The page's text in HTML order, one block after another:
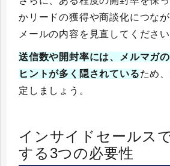
かリードの獲得や商談化につなが
メールの内容を見直してください
送信数や開封率には、メルマガ
ヒントが多く隠されているため
定しましょう。
インサイドセールス
する3つの必要性